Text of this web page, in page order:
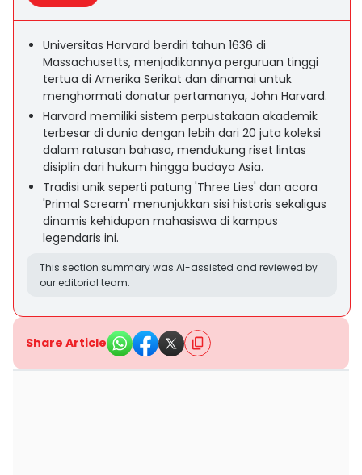
Universitas Harvard berdiri tahun 1636 di
Massachusetts, menjadikannya perguruan tinggi
tertua di Amerika Serikat dan dinamai untuk
menghormati donatur pertamanya, John Harvard.
Harvard memiliki sistem perpustakaan akademik
terbesar di dunia dengan lebih dari 20 juta koleksi
dalam ratusan bahasa, mendukung riset lintas
disiplin dari hukum hingga budaya Asia.
Tradisi unik seperti patung 'Three Lies' dan acara
'Primal Scream' menunjukkan sisi historis sekaligus
dinamis kehidupan mahasiswa di kampus
legendaris ini.
This section summary was AI-assisted and reviewed by
our editorial team.
Share Article